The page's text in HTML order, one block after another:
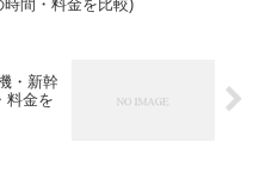
時間・料金を比較)
・新幹
料金を